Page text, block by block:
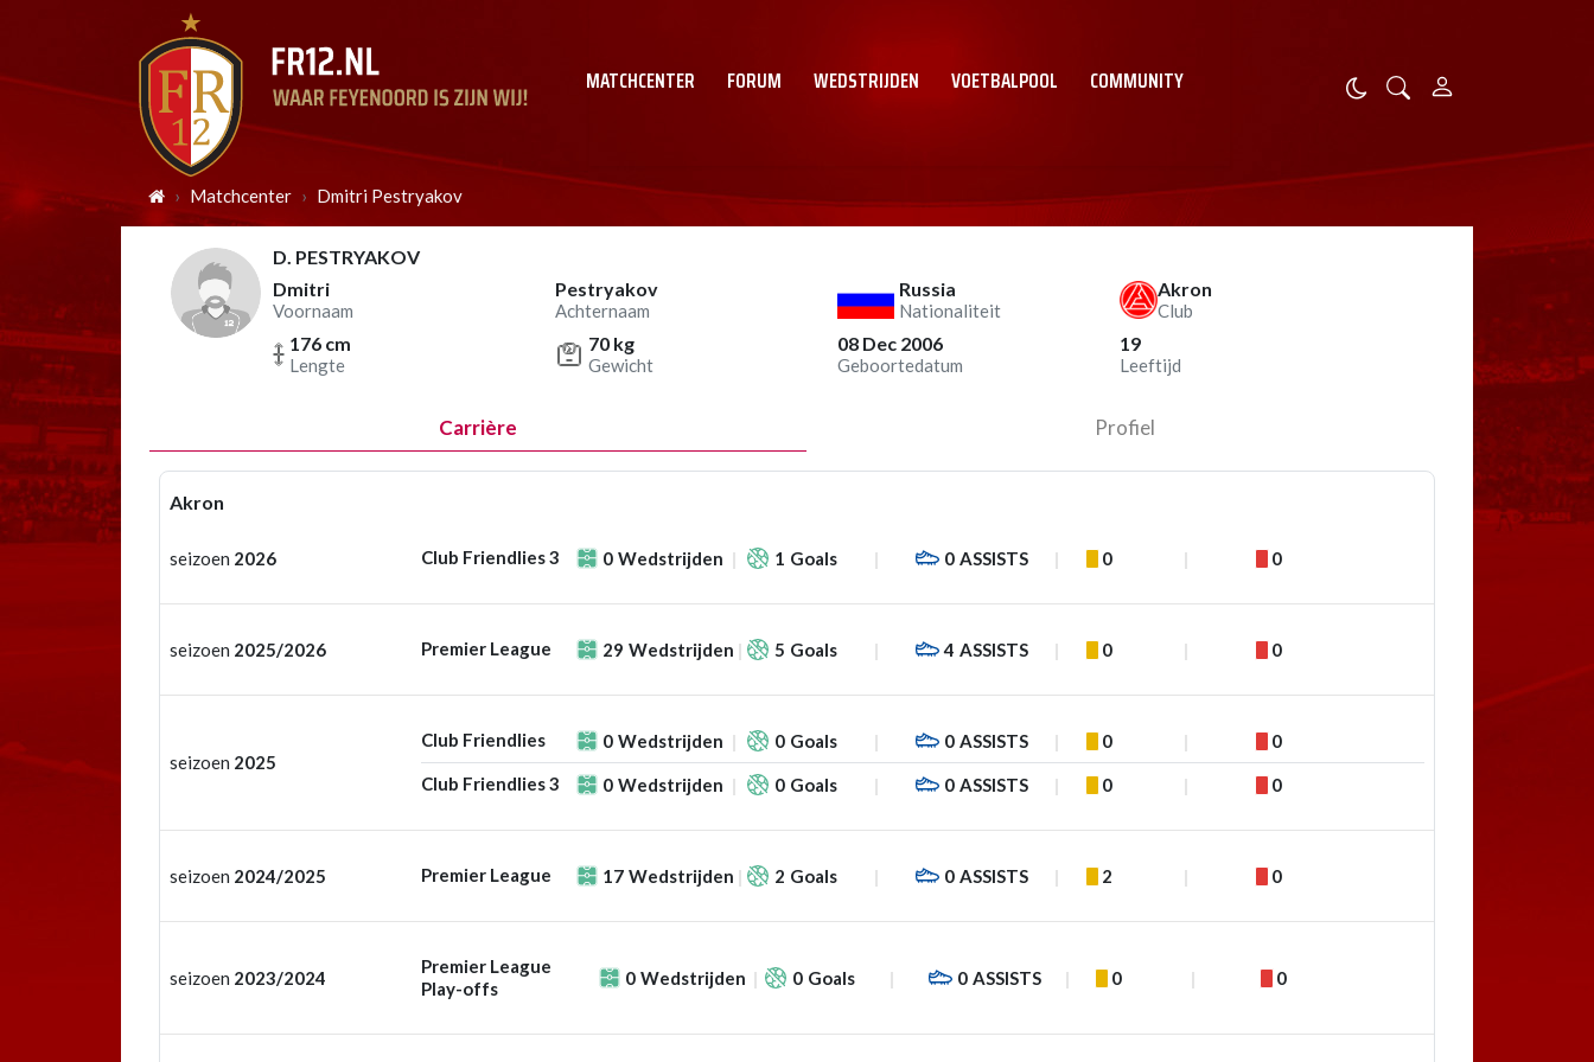
MATCHCENTER FORUM WEDSTRIJDEN VOETBALPOOL COMMUNITY
Matchcenter Dmitri Pestryakov
D. PESTRYAKOV
Dmitri
Voornaam
Pestryakov
Achternaam
Russia
Nationaliteit
Akron
Club
176 cm
Lengte
70 kg
Gewicht
08 Dec 2006
Geboortedatum
19
Leeftijd
Carrière Profiel
Akron
seizoen 2026 Club Friendlies 3 0 Wedstrijden 1 Goals 0 ASSISTS 0 0
seizoen 2025/2026 Premier League 29 Wedstrijden 5 Goals 4 ASSISTS 0 0
seizoen 2025
Club Friendlies 0 Wedstrijden 0 Goals 0 ASSISTS 0 0
Club Friendlies 3 0 Wedstrijden 0 Goals 0 ASSISTS 0 0
seizoen 2024/2025 Premier League 17 Wedstrijden 2 Goals 0 ASSISTS 2 0
seizoen 2023/2024
Premier League
Play-offs
0 Wedstrijden 0 Goals 0 ASSISTS 0 0